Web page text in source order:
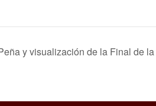
y visualización de la Final de